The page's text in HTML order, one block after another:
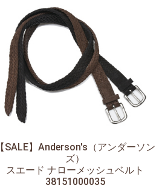
【SALE】 Anderson's（アンダーソン
ズ）
スエード ナローメッシュベルト
38151000035